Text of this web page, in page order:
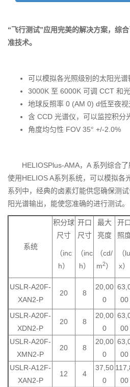
“飞行测试”应用完美的解决方案，综
准技术。
可以模拟各光照级别的太阳光谱
3000K 至 6000K 可调 CCT 和
地球反照率 0 (AM 0) d低至夜视
含 CCD 光谱仪，可以监控积分
角度均匀性 FOV 35° +/-2.0%
HELIOSPlus-AMA，A 系列综合
使用HELIOS A系列系统，可以模拟各
系列中，经典的卤素灯能供您确保测
阳光谱输出，能使您准确的进行测试。
系统
积分球
尺寸
（inc
h）
开口
尺寸
（inc
h）
最大
亮度
（cd/
m2）
开
照
（lu
x）
USLR-A20F-
XAN2-P
20 8
20,00
0
00
USLR-A20F-
XDN2-P
20 8
20,00
0
00
USLR-A20F-
XMN2-P
20 8
20,00
0
00
USLR-A12F-
XAN2-P
12 4
37,50
0
00